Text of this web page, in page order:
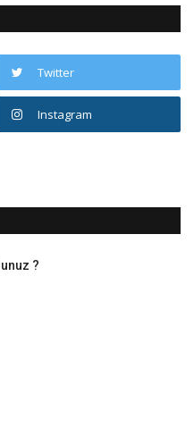
Twitter
Instagram
?